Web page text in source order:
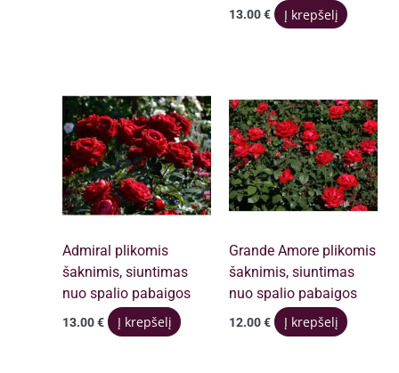
13.00€ Į krepšelį
Admiral plikomis
šaknimis, siuntimas
nuo spalio pabaigos
13.00€ Į krepšelį
Grande Amore plikomis
šaknimis, siuntimas
nuo spalio pabaigos
12.00€ Į krepšelį